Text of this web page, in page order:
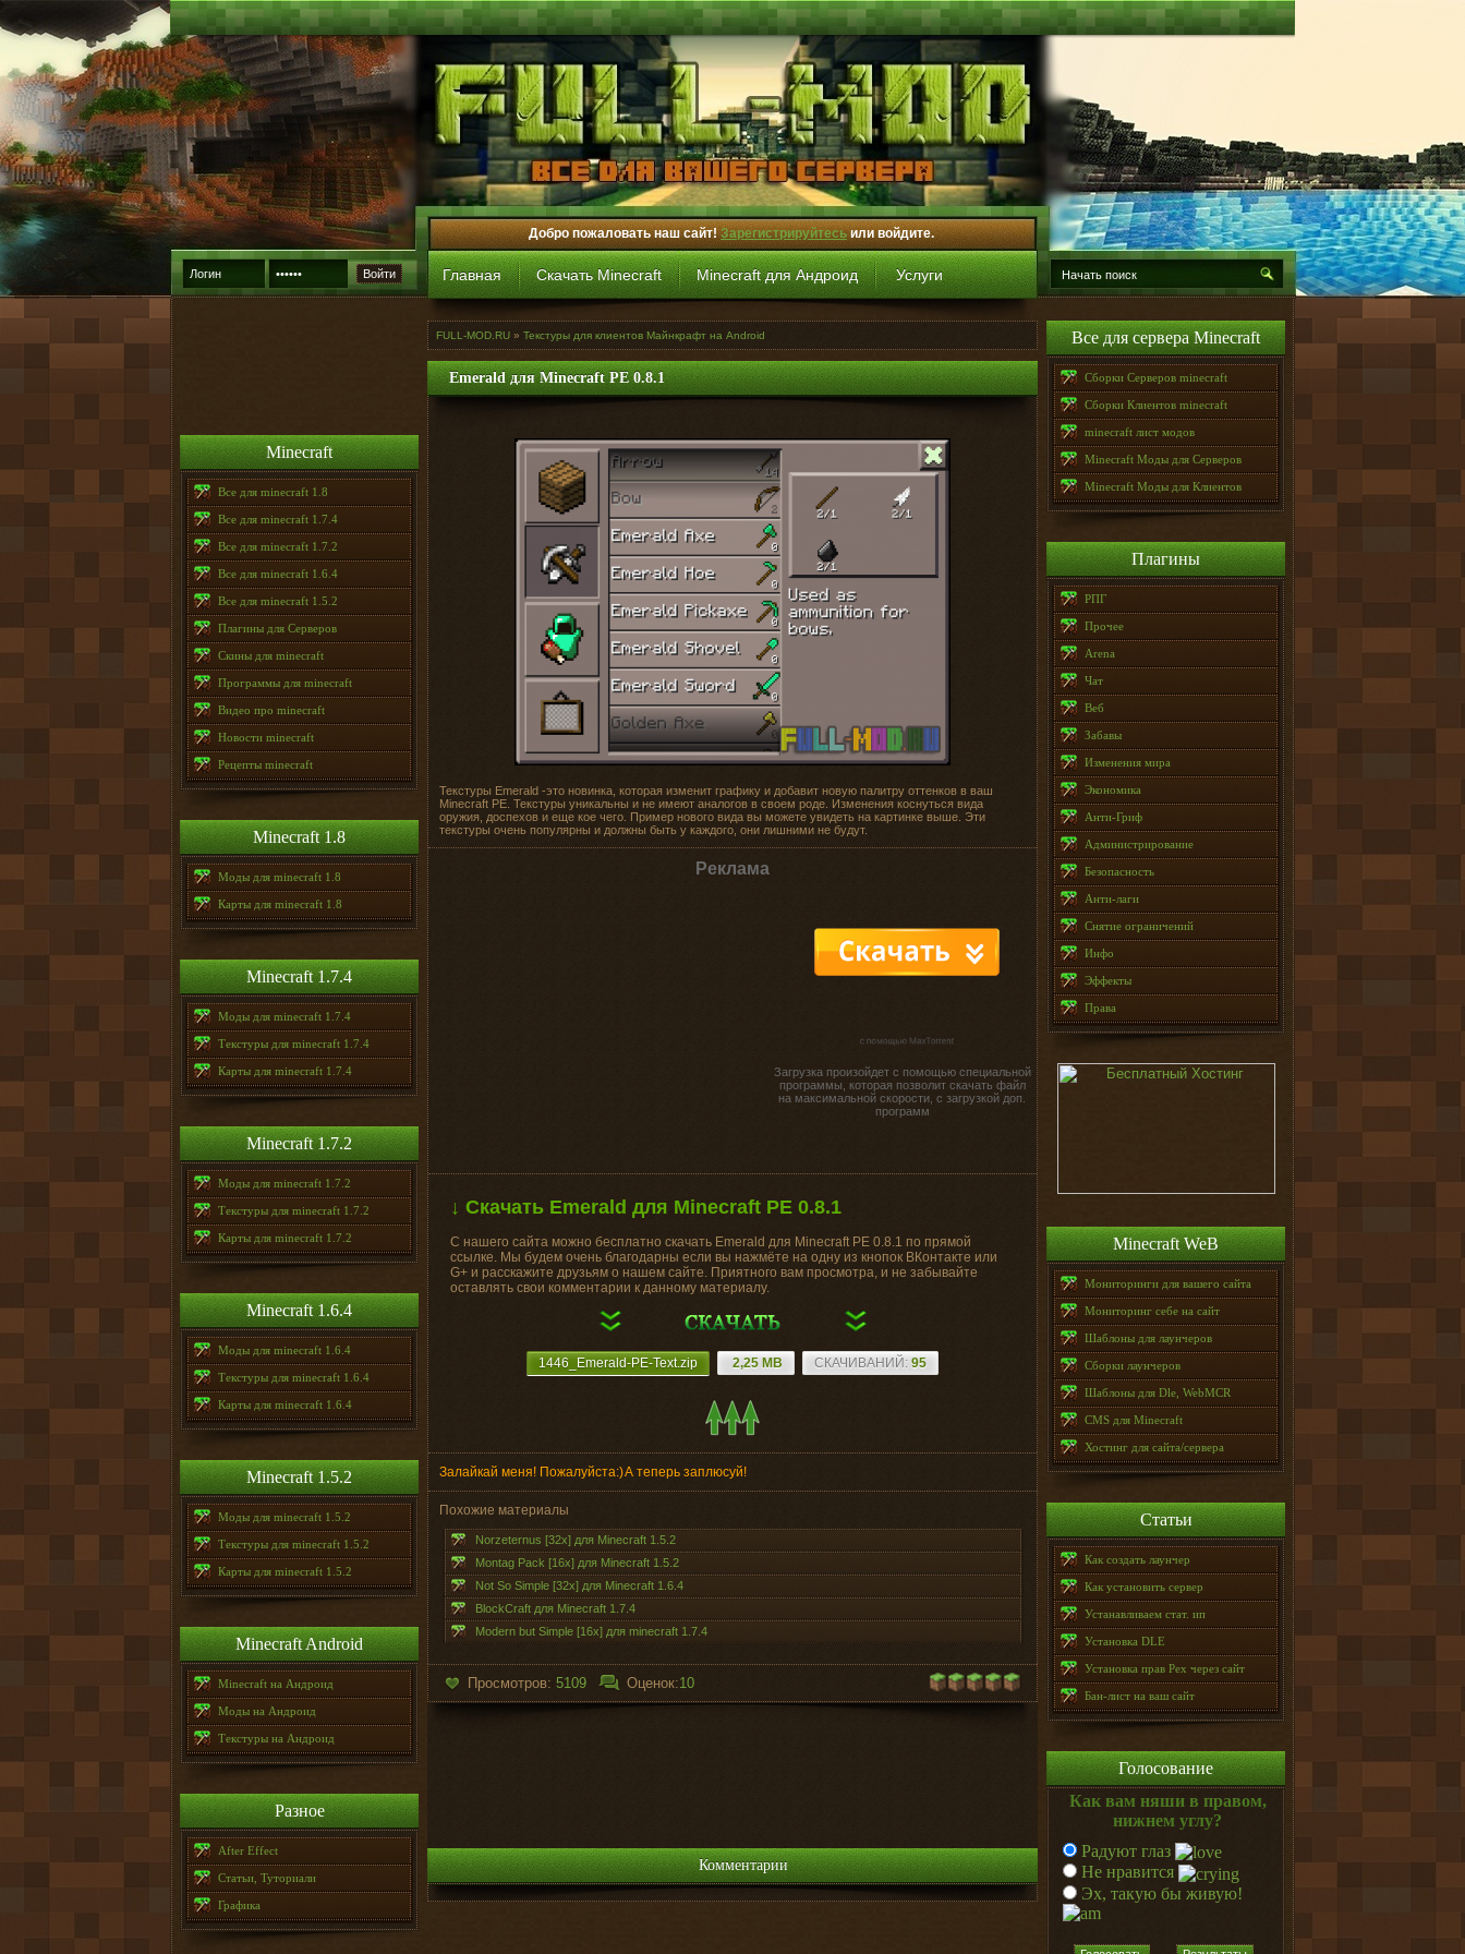
Войти
Добро пожаловать наш сайт!Зарегистрируйтесьили войдите.
Главная Скачать Minecraft Minecraft для Андроид Услуги
Minecraft
Все для minecraft 1.8
Все для minecraft 1.7.4
Все для minecraft 1.7.2
Все для minecraft 1.6.4
Все для minecraft 1.5.2
Плагины для Серверов
Скины для minecraft
Программы для minecraft
Видео про minecraft
Новости minecraft
Рецепты minecraft
Minecraft 1.8
Моды для minecraft 1.8
Карты для minecraft 1.8
Minecraft 1.7.4
Моды для minecraft 1.7.4
Текстуры для minecraft 1.7.4
Карты для minecraft 1.7.4
Minecraft 1.7.2
Моды для minecraft 1.7.2
Текстуры для minecraft 1.7.2
Карты для minecraft 1.7.2
Minecraft 1.6.4
Моды для minecraft 1.6.4
Текстуры для minecraft 1.6.4
Карты для minecraft 1.6.4
Minecraft 1.5.2
Моды для minecraft 1.5.2
Текстуры для minecraft 1.5.2
Карты для minecraft 1.5.2
Minecraft Android
Minecraft на Андроид
Моды на Андроид
Текстуры на Андроид
Разное
After Effect
Статьи, Туториали
Графика
Все для сервера Minecraft
Сборки Серверов minecraft
Сборки Клиентов minecraft
minecraft лист модов
Minecraft Моды для Серверов
Minecraft Моды для Клиентов
Плагины
РПГ
Прочее
Arena
Чат
Веб
Забавы
Изменения мира
Экономика
Анти-Гриф
Администрирование
Безопасность
Анти-лаги
Снятие ограничений
Инфо
Эффекты
Права
Minecraft WeB
Мониторинги для вашего сайта
Мониторинг себе на сайт
Шаблоны для лаунчеров
Сборки лаунчеров
Шаблоны для Dle, WebMCR
CMS для Minecraft
Хостинг для сайта/сервера
Статьи
Как создать лаунчер
Как установить сервер
Устанавливаем стат. ип
Установка DLE
Установка прав Pex через сайт
Бан-лист на ваш сайт
Голосование
Как вам няши в правом,
нижнем углу?
Радуют глаз
Не нравится
Эх, такую бы живую!
FULL-MOD.RU » Текстуры для клиентов Майнкрафт на Android
Emerald для Minecraft PE 0.8.1
Текстуры Emerald -это новинка, которая изменит графику и добавит новую палитру оттенков в ваш
Minecraft PE. Текстуры уникальны и не имеют аналогов в своем роде. Изменения коснуться вида
оружия, доспехов и еще кое чего. Пример нового вида вы можете увидеть на картинке выше. Эти
текстуры очень популярны и должны быть у каждого, они лишними не будут.
Реклама
Загрузка произойдет с помощью специальной
программы, которая позволит скачать файл
на максимальной скорости, с загрузкой доп.
программ
↓ Скачать Emerald для Minecraft PE 0.8.1
С нашего сайта можно бесплатно скачать Emerald для Minecraft PE 0.8.1 по прямой
ссылке. Мы будем очень благодарны если вы нажмёте на одну из кнопок ВКонтакте или
G+ и расскажите друзьям о нашем сайте. Приятного вам просмотра, и не забывайте
оставлять свои комментарии к данному материалу.
1446_Emerald-PE-Text.zip 2,25 MB CКАЧИВАНИЙ: 95
Залайкай меня! Пожалуйста:)А теперь заплюсуй!
Похожие материалы
Norzeternus [32x] для Minecraft 1.5.2
Montag Pack [16x] для Minecraft 1.5.2
Not So Simple [32x] для Minecraft 1.6.4
BlockCraft для Minecraft 1.7.4
Modern but Simple [16x] для minecraft 1.7.4
Просмотров: 5109 Оценок:10
Комментарии